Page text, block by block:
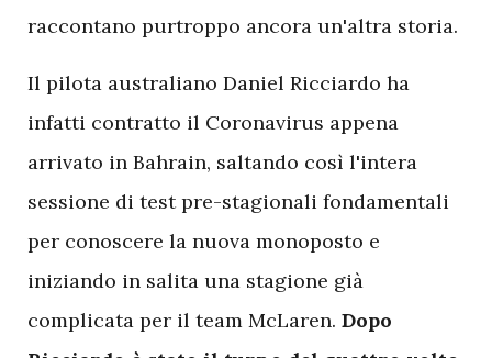
raccontano purtroppo ancora un'altra storia.
Il pilota australiano Daniel Ricciardo ha
infatti contratto il Coronavirus appena
arrivato in Bahrain, saltando così l'intera
sessione di test pre-stagionali fondamentali
per conoscere la nuova monoposto e
iniziando in salita una stagione già
complicata per il team McLaren. Dopo